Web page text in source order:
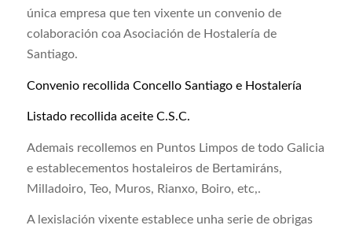
única empresa que ten vixente un convenio de
colaboración coa Asociación de Hostalería de
Santiago.
Convenio recollida Concello Santiago e Hostalería
Listado recollida aceite C.S.C.
Ademais recollemos en Puntos Limpos de todo Galicia
e establecementos hostaleiros de Bertamiráns,
Milladoiro, Teo, Muros, Rianxo, Boiro, etc,.
A lexislación vixente establece unha serie de obrigas